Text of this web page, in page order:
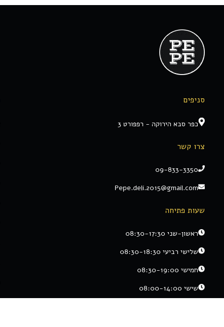
סניפים
כפר סבא הירוקה - רפפורט 3
צרו קשר
09-833-3350
Pepe.deli.2015@gmail.com
שעות פתיחה
ראשון-שני 08:30-17:30
שלישי רביעי 08:30-18:30
חמישי 08:30-19:00
שישי 08:00-14:00